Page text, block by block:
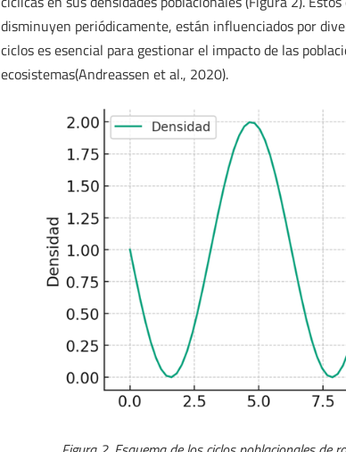
disminuyen periódicamente, están influenciados por
ciclos es esencial para gestionar el impacto de las
ecosistemas(Andreassen et al., 2020).